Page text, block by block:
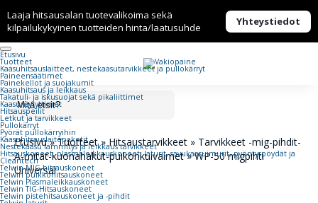
Laaja hitsausalan tuotevalikoima sekä
kilpailukykyinen tuotteiden hinta/laatusuhde
Yhteystiedot
Etusivu
Tuotteet
Kaasuhitsaus­laitteet, nestekaasu­tarvikkeet ja pullokärryt
Paineensäätimet
Painekellot ja suojakumit
Kaasuhitsaus ja leikkaus
Takatuli- ja iskusuojat sekä pikaliittimet
Kaasunsytyttimet
Hitsauspeilit
Letkut ja tarvikkeet
Pullokärryt
Pyörät pullokärryihin
Kaasuhitsauslaitepaketit
Nestekaasu lämmitys ja leikkaus tarvikkeet
Hitsauskoneet, plasmaleikkauskoneet, laturit, savukaasuimurit, pyörityspöydät ja
Cleantech
Telwin MIG-hitsauskoneet
Telwin puikkohitsauskoneet
Telwin Plasmaleikkauskoneet
Telwin TIG-Hitsauskoneet
Telwin pistehitsauskoneet ja -pihdit
Etusivu»Tuotteet»Hitsaustarvikkeet » Tarvikkeet -mig-pihdit-
A-mitat-kuonahakut-puikonkuivaimet»WP-50 migpihti
Universal